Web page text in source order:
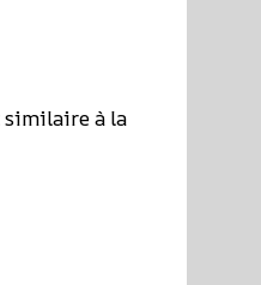
similaire à la